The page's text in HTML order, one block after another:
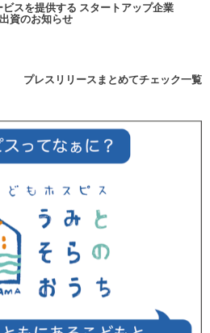
スを提供する スタートアップ企業
資のお知らせ
プレスリリースまとめてチェック一覧